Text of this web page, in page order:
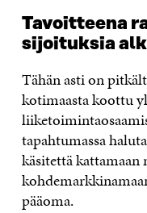
Tavoitteena
sijoituksia
Tähän asti on
kotimaasta koottu
tapahtumassa
käsitettä
pääoma.